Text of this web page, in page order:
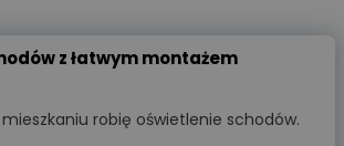
z łatwym montażem
robię oświetlenie schodów.